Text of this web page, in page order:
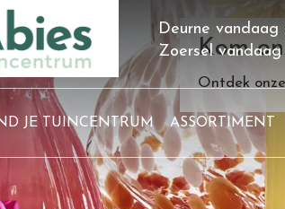
Kom
Ontdek
Deurne vandaag
Zoersel
JE TUINCENTRUM ASSORTIMENT